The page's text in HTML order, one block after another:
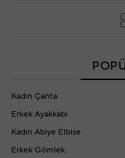
Kadın Çanta
Erkek Ayakkabı
Kadın Abiye Elbise
Erkek Gömlek